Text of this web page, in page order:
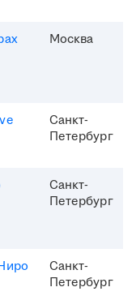
Москва
Санкт-
Петербург
Санкт-
Петербург
Санкт-
Петербург